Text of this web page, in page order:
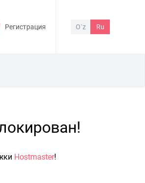
Регистрация O`z Ru
Hostmaster!